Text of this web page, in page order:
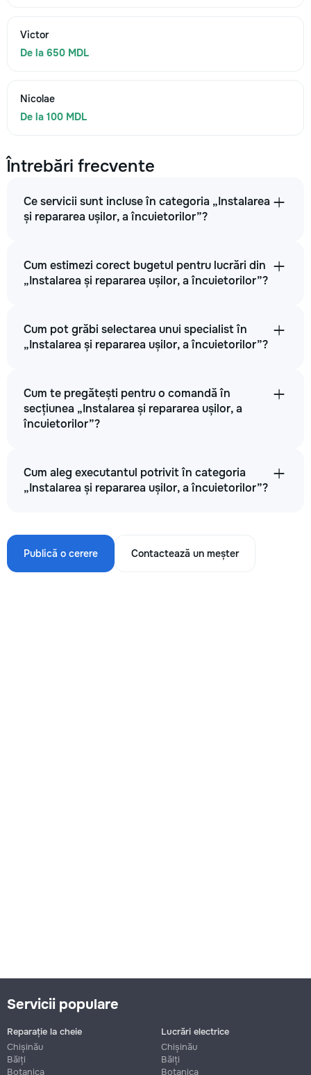
Victor
De la 650 MDL
Nicolae
De la 100 MDL
Întrebări frecvente
Ce servicii sunt incluse în categoria „Instalarea
și repararea ușilor, a încuietorilor”?
Cum estimezi corect bugetul pentru lucrări din
„Instalarea și repararea ușilor, a încuietorilor”?
Cum pot grăbi selectarea unui specialist în
„Instalarea și repararea ușilor, a încuietorilor”?
Cum te pregătești pentru o comandă în
secțiunea „Instalarea și repararea ușilor, a
încuietorilor”?
Cum aleg executantul potrivit în categoria
„Instalarea și repararea ușilor, a încuietorilor”?
Publică o cerere Contactează un meșter
Servicii populare
Reparație la cheie
Chișinău
Bălți
Botanica
Lucrări electrice
Chișinău
Bălți
Botanica